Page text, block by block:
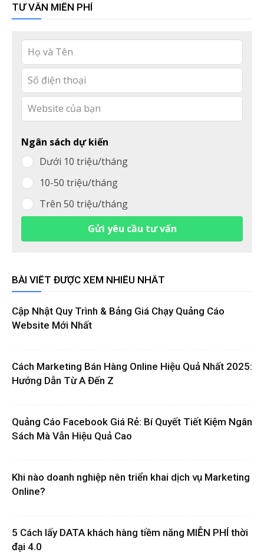
TƯ VẤN MIỄN PHÍ
this
field
blank
Ngân sách dự kiến
Dưới 10 triệu/tháng
10-50 triệu/tháng
Trên 50 triệu/tháng
Gửi yêu cầu tư vấn
BÀI VIẾT ĐƯỢC XEM NHIỀU NHẤT
Cập Nhật Quy Trình & Bảng Giá Chạy Quảng Cáo
Website Mới Nhất
Cách Marketing Bán Hàng Online Hiệu Quả Nhất 2025:
Hướng Dẫn Từ A Đến Z
Quảng Cáo Facebook Giá Rẻ: Bí Quyết Tiết Kiệm Ngân
Sách Mà Vẫn Hiệu Quả Cao
Khi nào doanh nghiệp nên triển khai dịch vụ Marketing
Online?
5 Cách lấy DATA khách hàng tiềm năng MIỄN PHÍ thời
đại 4.0